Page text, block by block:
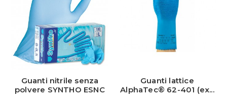
Guanti nitrile senza
polvere SYNTHO ESNC
Guanti lattice
AlphaTec® 62-401 (ex...